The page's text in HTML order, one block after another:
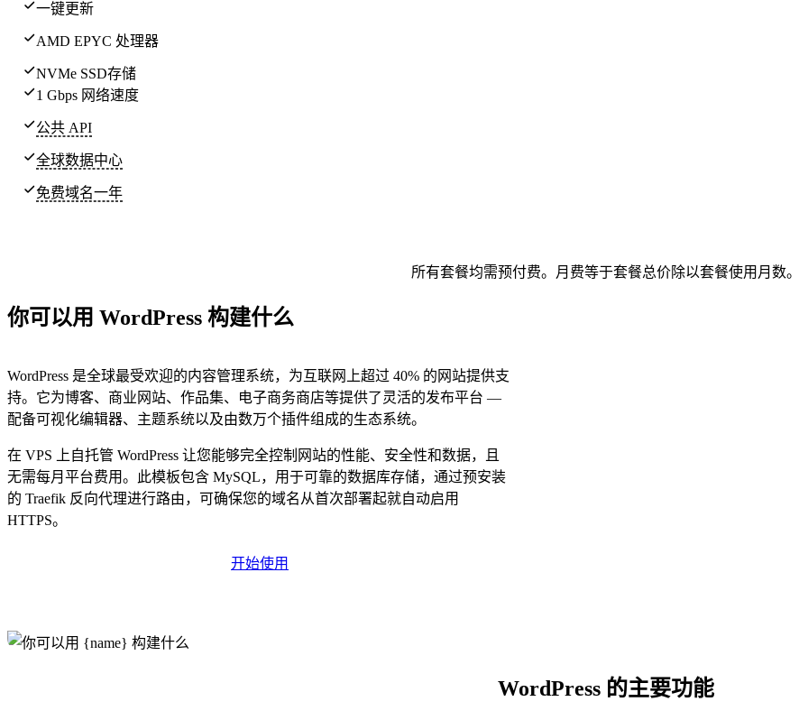
一键更新
AMD EPYC 处理器
NVMe SSD存储
1 Gbps 网络速度
公共 API
全球数据中心
免费域名一年
所有套餐均需预付费。月费等于套餐总价除以套餐使用月数。
你可以用 WordPress 构建什么
WordPress 是全球最受欢迎的内容管理系统，为互联网上超过 40% 的网站提供支
持。它为博客、商业网站、作品集、电子商务商店等提供了灵活的发布平台 —
配备可视化编辑器、主题系统以及由数万个插件组成的生态系统。
在 VPS 上自托管 WordPress 让您能够完全控制网站的性能、安全性和数据，且
无需每月平台费用。此模板包含 MySQL，用于可靠的数据库存储，通过预安装
的 Traefik 反向代理进行路由，可确保您的域名从首次部署起就自动启用
HTTPS。
开始使用
WordPress 的主要功能